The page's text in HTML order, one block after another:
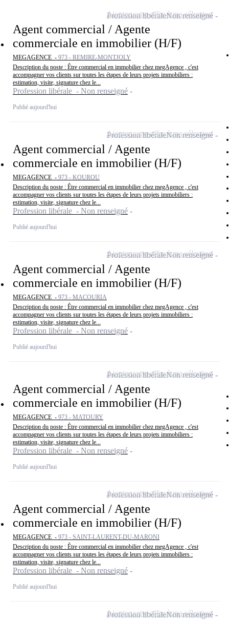
Agent commercial / Agente
commerciale en immobilier (H/F)
MEGAGENCE - 973 - REMIRE-MONTJOLY
Description du poste : Être commercial en immobilier chez megAgence , c'est
accompagner vos clients sur toutes les étapes de leurs projets immobiliers :
estimation, visite, signature chez le...
Profession libérale - Non renseigné
Publié aujourd'hui
Profession libéraleNon renseigné
Ajouter cette offre à ma sélection
Agent commercial / Agente
commerciale en immobilier (H/F)
MEGAGENCE - 973 - KOUROU
Description du poste : Être commercial en immobilier chez megAgence , c'est
accompagner vos clients sur toutes les étapes de leurs projets immobiliers :
estimation, visite, signature chez le...
Profession libérale - Non renseigné
Publié aujourd'hui
Profession libéraleNon renseigné
Ajouter cette offre à ma sélection
Agent commercial / Agente
commerciale en immobilier (H/F)
MEGAGENCE - 973 - MACOURIA
Description du poste : Être commercial en immobilier chez megAgence , c'est
accompagner vos clients sur toutes les étapes de leurs projets immobiliers :
estimation, visite, signature chez le...
Profession libérale - Non renseigné
Publié aujourd'hui
Profession libéraleNon renseigné
Ajouter cette offre à ma sélection
Agent commercial / Agente
commerciale en immobilier (H/F)
MEGAGENCE - 973 - MATOURY
Description du poste : Être commercial en immobilier chez megAgence , c'est
accompagner vos clients sur toutes les étapes de leurs projets immobiliers :
estimation, visite, signature chez le...
Profession libérale - Non renseigné
Publié aujourd'hui
Profession libéraleNon renseigné
Ajouter cette offre à ma sélection
Agent commercial / Agente
commerciale en immobilier (H/F)
MEGAGENCE - 973 - SAINT-LAURENT-DU-MARONI
Description du poste : Être commercial en immobilier chez megAgence , c'est
accompagner vos clients sur toutes les étapes de leurs projets immobiliers :
estimation, visite, signature chez le...
Profession libérale - Non renseigné
Publié aujourd'hui
Profession libéraleNon renseigné
Ajouter cette offre à ma sélection
Profession libéraleNon renseigné
Ajouter cette offre à ma sélection